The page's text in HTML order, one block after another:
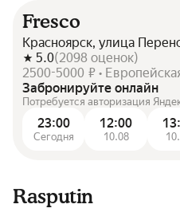
Fresco
Красноярск, улица
5.0(2098 оценок)
2500-5000 ₽ •
Забронируйте онлайн
Потребуется авторизация
23:00
Сегодня
12:00
10.08
Rasputin